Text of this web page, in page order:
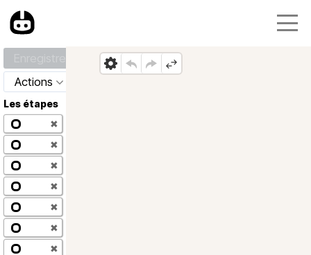
Actions
Les étapes
✖
✖
✖
✖
✖
✖
✖